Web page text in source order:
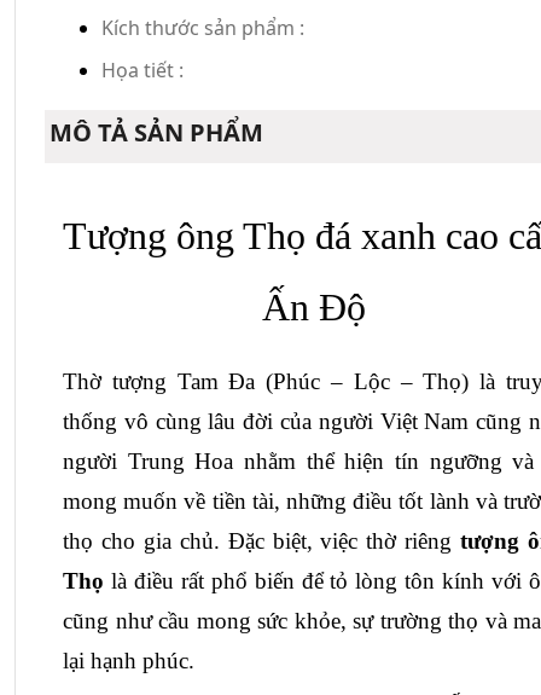
Kích thước sản phẩm :
Họa tiết :
MÔ TẢ SẢN PHẨM
Tượng ông Thọ đá xanh cao
Ấn Độ
Thờ tượng Tam Đa (Phúc – Lộc – Thọ) là
thống vô cùng lâu đời của người Việt Nam cũng
người Trung Hoa nhằm thể hiện tín ngưỡng và
mong muốn về tiền tài, những điều tốt lành và
thọ cho gia chủ. Đặc biệt, việc thờ riêng tượng
Thọ là điều rất phổ biến để tỏ lòng tôn kính với
cũng như cầu mong sức khỏe, sự trường thọ và
lại hạnh phúc.